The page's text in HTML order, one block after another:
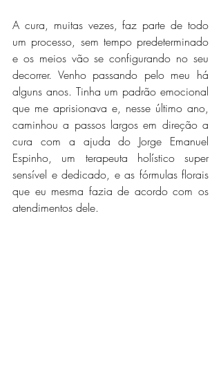
A cura, muitas vezes, faz parte de todo
um processo, sem tempo predeterminado
e os meios vão se configurando no seu
decorrer. Venho passando pelo meu há
alguns anos. Tinha um padrão emocional
que me aprisionava e, nesse último ano,
caminhou a passos largos em direção a
cura com a ajuda do Jorge Emanuel
Espinho, um terapeuta holístico super
sensível e dedicado, e as fórmulas florais
que eu mesma fazia de acordo com os
atendimentos dele.